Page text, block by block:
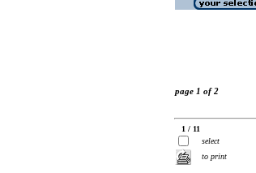
page 1 of 2
1 / 11
select
to print